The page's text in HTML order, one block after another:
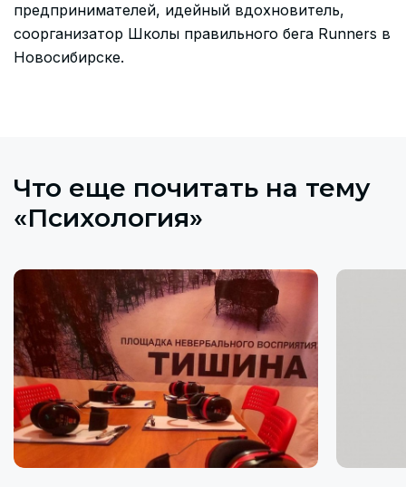
предпринимателей, идейный вдохновитель,
соорганизатор Школы правильного бега Runners в
Новосибирске.
Что еще почитать на тему
«Психология»